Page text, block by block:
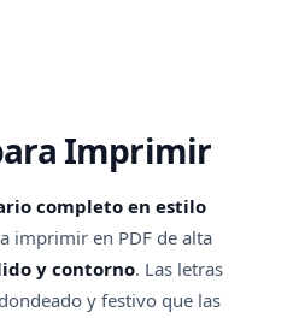
Imprimir
completo en estilo
imprimir en PDF de alta
y contorno. Las letras
y festivo que las